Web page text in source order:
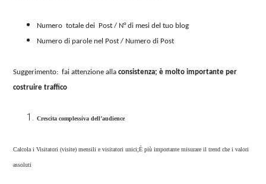
Numero totale dei Post / N° di mesi del tuo blog
Numero di parole nel Post / Numero di Post
Suggerimento: fai attenzione allaconsistenza; è molto importante per
costruire traffico
Crescita complessiva dell’audience
Calcola i Visitatori (visite) mensili e visitatori unici;È più importante misurare il trend che i valori
assoluti